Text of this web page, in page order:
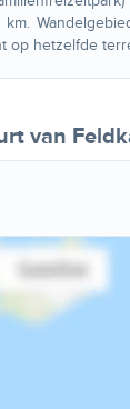
km.
op hetzelfde
van